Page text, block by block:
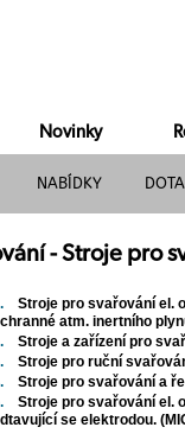
Novinky
NABÍDKY
- Stroje pro
Stroje pro svařování el.
atm. inertního
Stroje a zařízení pro
Stroje pro ruční
Stroje pro svařování a
Stroje pro svařování el.
se elektrodou.